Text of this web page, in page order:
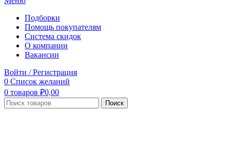
Подборки
Помощь покупателям
Система скидок
О компании
Вакансии
Войти / Регистрация
0 Список желаний
0 товаров ₽0,00
Поиск